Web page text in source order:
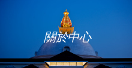
關於中心